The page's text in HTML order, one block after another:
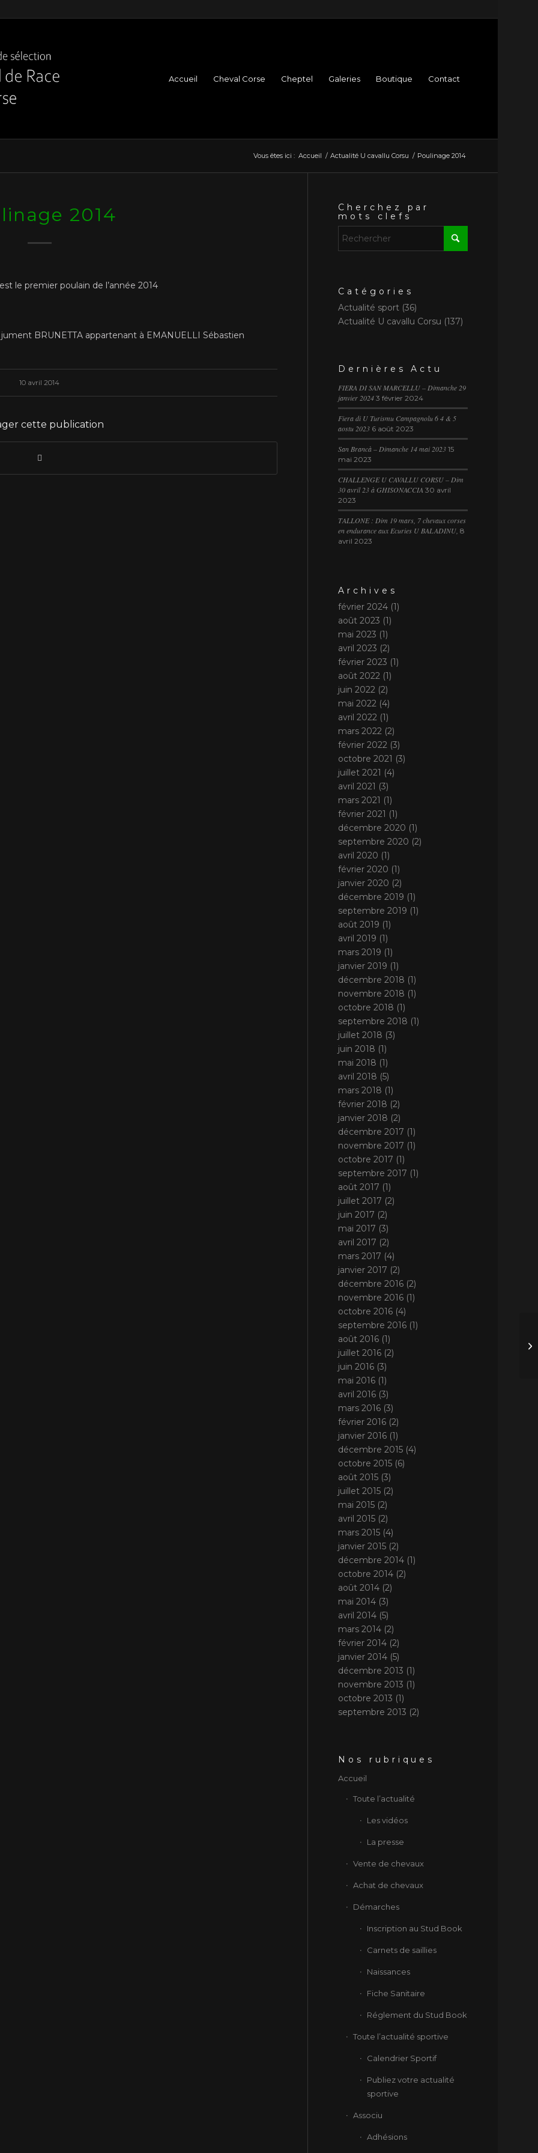
Accueil Cheval Corse Cheptel Galeries Boutique Contact
Vous êtes ici : Accueil / Actualité U cavallu Corsu / Poulinage 2014
2014
le premier poulain de l’année 2014
BRUNETTA appartenant à EMANUELLI Sébastien
10 avril 2014
cette publication
Cherchez par
mots clefs
Catégories
Actualité sport (36)
Actualité U cavallu Corsu (137)
Dernières Actu
FIERA DI SAN MARCELLU – Dimanche 29
janvier 2024 3 février 2024
Fiera di U Turismu Campagnolu 6 4 & 5
aostu 2023 6 août 2023
San Brancà – Dimanche 14 mai 2023 15
mai 2023
CHALLENGE U CAVALLU CORSU – Dim
30 avril 23 à GHISONACCIA 30 avril
2023
TALLONE : Dim 19 mars, 7 chevaux corses
en endurance aux Ecuries U BALADINU, 8
avril 2023
Archives
février 2024 (1)
août 2023 (1)
mai 2023 (1)
avril 2023 (2)
février 2023 (1)
août 2022 (1)
juin 2022 (2)
mai 2022 (4)
avril 2022 (1)
mars 2022 (2)
février 2022 (3)
octobre 2021 (3)
juillet 2021 (4)
avril 2021 (3)
mars 2021 (1)
février 2021 (1)
décembre 2020 (1)
septembre 2020 (2)
avril 2020 (1)
février 2020 (1)
janvier 2020 (2)
décembre 2019 (1)
septembre 2019 (1)
août 2019 (1)
avril 2019 (1)
mars 2019 (1)
janvier 2019 (1)
décembre 2018 (1)
novembre 2018 (1)
octobre 2018 (1)
septembre 2018 (1)
juillet 2018 (3)
juin 2018 (1)
mai 2018 (1)
avril 2018 (5)
mars 2018 (1)
février 2018 (2)
janvier 2018 (2)
décembre 2017 (1)
novembre 2017 (1)
octobre 2017 (1)
septembre 2017 (1)
août 2017 (1)
juillet 2017 (2)
juin 2017 (2)
mai 2017 (3)
avril 2017 (2)
mars 2017 (4)
janvier 2017 (2)
décembre 2016 (2)
novembre 2016 (1)
octobre 2016 (4)
septembre 2016 (1)
août 2016 (1)
juillet 2016 (2)
juin 2016 (3)
mai 2016 (1)
avril 2016 (3)
mars 2016 (3)
février 2016 (2)
janvier 2016 (1)
décembre 2015 (4)
octobre 2015 (6)
août 2015 (3)
juillet 2015 (2)
mai 2015 (2)
avril 2015 (2)
mars 2015 (4)
janvier 2015 (2)
décembre 2014 (1)
octobre 2014 (2)
août 2014 (2)
mai 2014 (3)
avril 2014 (5)
mars 2014 (2)
février 2014 (2)
janvier 2014 (5)
décembre 2013 (1)
novembre 2013 (1)
octobre 2013 (1)
septembre 2013 (2)
Nos rubriques
Accueil
Toute l’actualité
Les vidéos
La presse
Vente de chevaux
Achat de chevaux
Démarches
Inscription au Stud Book
Carnets de saillies
Naissances
Fiche Sanitaire
Réglement du Stud Book
Toute l’actualité sportive
Calendrier Sportif
Publiez votre actualité
sportive
Associu
Adhésions